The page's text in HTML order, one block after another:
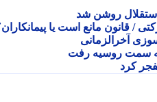
روشن شد
مانع است یا پیمانکاران؟
آخرالزمانی
روسیه رفت
کرد